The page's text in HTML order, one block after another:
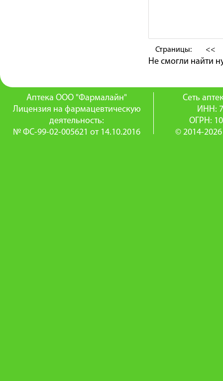
Страницы: <<
Не смогли найти
Аптека ООО "Фармалайн"
Лицензия на фармацевтическую
деятельность:
№ ФС-99-02-005621 от 14.10.2016
Сеть
ИНН:
ОГРН:
© 2014-